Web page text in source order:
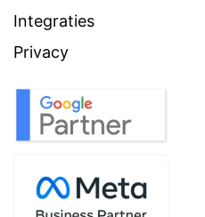
Integraties
Privacy